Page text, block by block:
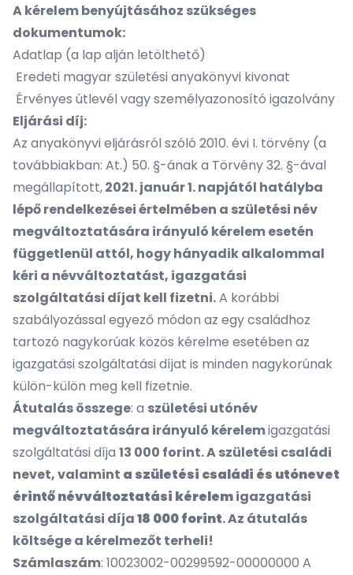
A kérelem benyújtásához szükséges
dokumentumok:
Adatlap (a lap alján letölthető)
Eredeti magyar születési anyakönyvi kivonat
Érvényes útlevél vagy személyazonosító igazolvány
Eljárási díj:
Az anyakönyvi eljárásról szóló 2010. évi I. törvény (a
továbbiakban: At.) 50. §-ának a Törvény 32. §-ával
megállapított,2021. január 1. napjától hatályba
lépő rendelkezései értelmében a születési név
megváltoztatására irányuló kérelem esetén
függetlenül attól, hogy hányadik alkalommal
kéri a névváltoztatást, igazgatási
szolgáltatási díjat kell fizetni.A korábbi
szabályozással egyező módon az egy családhoz
tartozó nagykorúak közös kérelme esetében az
igazgatási szolgáltatási díjat is minden nagykorúnak
külön-külön meg kell fizetnie.
Átutalás összege: a születési utónév
megváltoztatására irányuló kérelemigazgatási
szolgáltatási díja 13 000 forint. A születési családi
nevet, valamint a születési családi és utónevet
érintő névváltoztatási kérelemigazgatási
szolgáltatási díja18 000 forint. Az átutalás
költsége a kérelmezőt terheli!
Számlaszám: 10023002-00299592-00000000 A